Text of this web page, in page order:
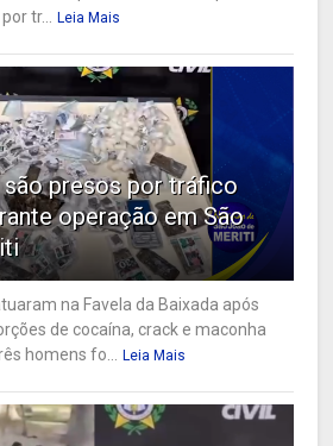
tr... Leia Mais
são presos por tráfico
operação em São
na Favela da Baixada após
de cocaína, crack e maconha
homens fo... Leia Mais